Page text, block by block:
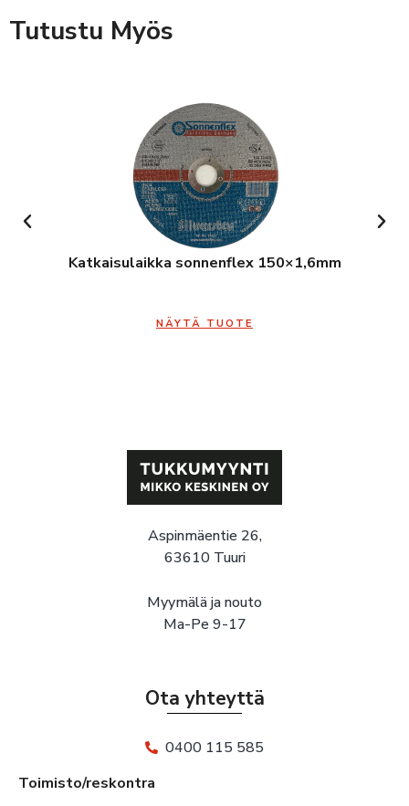
Tutustu Myös
Katkaisulaikka sonnenflex 150×1,6mm
NÄYTÄ TUOTE
Aspinmäentie 26,
63610 Tuuri
Myymälä ja nouto
Ma-Pe 9-17
Ota yhteyttä
0400 115 585
Toimisto/reskontra